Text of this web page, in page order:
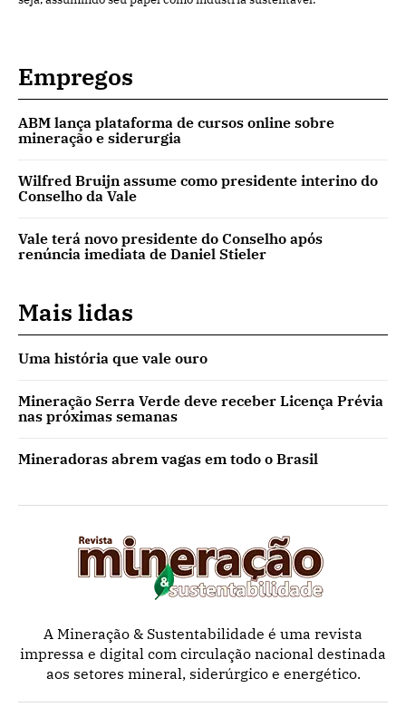
Empregos
ABM lança plataforma de cursos online sobre
mineração e siderurgia
Wilfred Bruijn assume como presidente interino do
Conselho da Vale
Vale terá novo presidente do Conselho após
renúncia imediata de Daniel Stieler
Mais lidas
Uma história que vale ouro
Mineração Serra Verde deve receber Licença Prévia
nas próximas semanas
Mineradoras abrem vagas em todo o Brasil
A Mineração & Sustentabilidade é uma revista
impressa e digital com circulação nacional destinada
aos setores mineral, siderúrgico e energético.